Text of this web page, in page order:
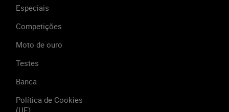
Especiais
Competições
Moto de ouro
Testes
Banca
Política de Cookies